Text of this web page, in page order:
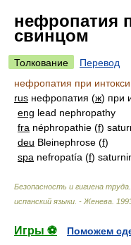
нефропатия
свинцом
Толкование
Перевод
нефропатия при
rus нефропатия (ж) при
eng lead nephropathy
fra néphropathie (f)
deu Bleinephrose (f)
spa nefropatía (f)
Безопасность и гигиена
испанский языки. - Женева
Игры ⚽
Поможем